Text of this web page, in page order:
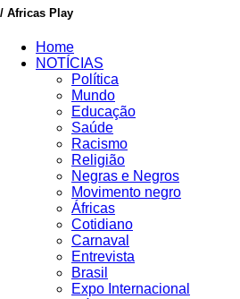
/ Africas Play
Home
NOTÍCIAS
Política
Mundo
Educação
Saúde
Racismo
Religião
Negras e Negros
Movimento negro
Áfricas
Cotidiano
Carnaval
Entrevista
Brasil
Expo Internacional